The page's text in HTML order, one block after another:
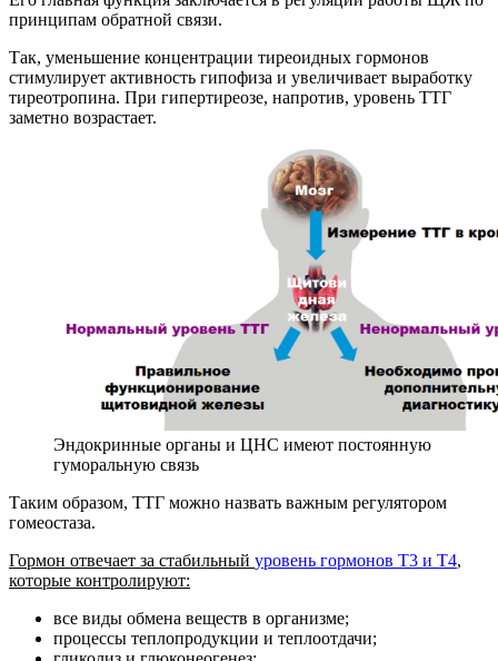
принципам обратной связи.
Так, уменьшение концентрации тиреоидных гормонов
стимулирует активность гипофиза и увеличивает выработку
тиреотропина. При гипертиреозе, напротив, уровень ТТГ
заметно возрастает.
Эндокринные органы и ЦНС имеют постоянную
гуморальную связь
Таким образом, ТТГ можно назвать важным регулятором
гомеостаза.
Гормон отвечает за стабильный уровень гормонов T3 и Т4,
которые контролируют:
все виды обмена веществ в организме;
процессы теплопродукции и теплоотдачи;